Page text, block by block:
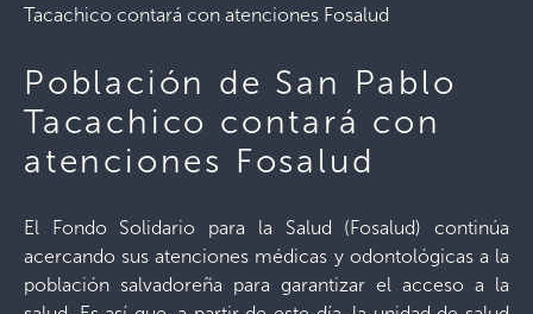
Tacachico contará con atenciones Fosalud
Población de San Pablo
Tacachico contará con
atenciones Fosalud
El Fondo Solidario para la Salud (Fosalud) continúa
acercando sus atenciones médicas y odontológicas a la
población salvadoreña para garantizar el acceso a la